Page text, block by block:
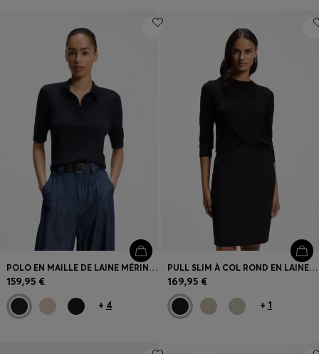
POLO EN MAILLE DE LAINE MÉRINOS EXTRAFINE
159,95 €
+ 4
PULL SLIM À COL ROND EN LAINE MÉRINOS
169,95 €
+ 1